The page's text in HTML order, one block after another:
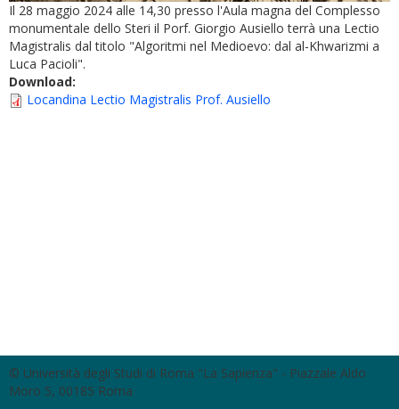
Il 28 maggio 2024 alle 14,30 presso l'Aula magna del Complesso
monumentale dello Steri il Porf. Giorgio Ausiello terrà una Lectio
Magistralis dal titolo "Algoritmi nel Medioevo: dal al-Khwarizmi a
Luca Pacioli".
Download:
Locandina Lectio Magistralis Prof. Ausiello
© Università degli Studi di Roma "La Sapienza" - Piazzale Aldo
Moro 5, 00185 Roma